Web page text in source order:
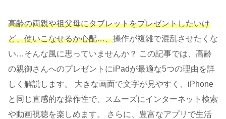
高齢の両親や祖父母にタブレットをプレゼントしたいけ
ど、使いこなせるか心配…、操作が複雑で混乱させたくな
い…そんな風に思っていませんか？ この記事では、高齢
の親御さんへのプレゼントにiPadが最適な5つの理由を詳
しく解説します。 大きな画面で文字が見やすく、iPhone
と同じ直感的な操作性で、スムーズにインターネット検索
や動画視聴を楽しめます。 さらに、豊富なアプリで生活